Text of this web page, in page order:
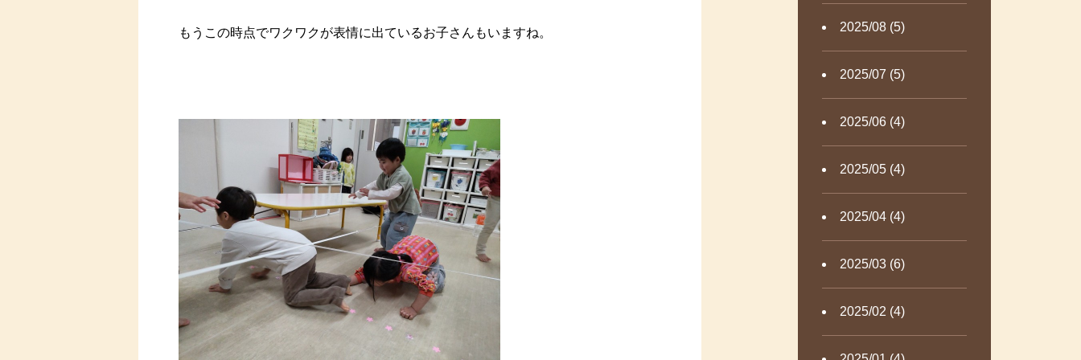
2025/08 (5)
2025/07 (5)
2025/06 (4)
2025/05 (4)
2025/04 (4)
2025/03 (6)
2025/02 (4)
もうこの時点でワクワクが表情に出ているお子さんもいますね。